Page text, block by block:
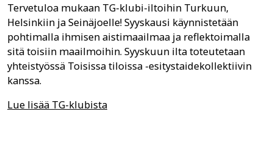
Tervetuloa mukaan TG-klubi-iltoihin Turkuun,
Helsinkiin ja Seinäjoelle! Syyskausi käynnistetään
pohtimalla ihmisen aistimaailmaa ja reflektoimalla
sitä toisiin maailmoihin. Syyskuun ilta toteutetaan
yhteistyössä Toisissa tiloissa -esitystaidekollektiivin
kanssa.
Lue lisää TG-klubista